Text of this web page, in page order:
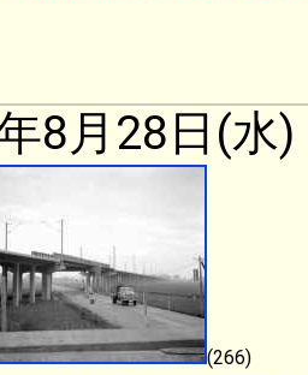
8月28日(水)
(266)